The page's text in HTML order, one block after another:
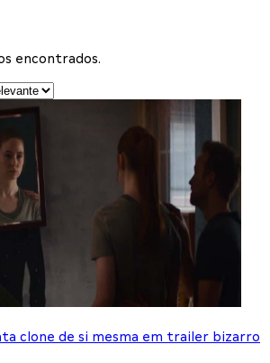
encontrados.
clone de si mesma em trailer bizarro